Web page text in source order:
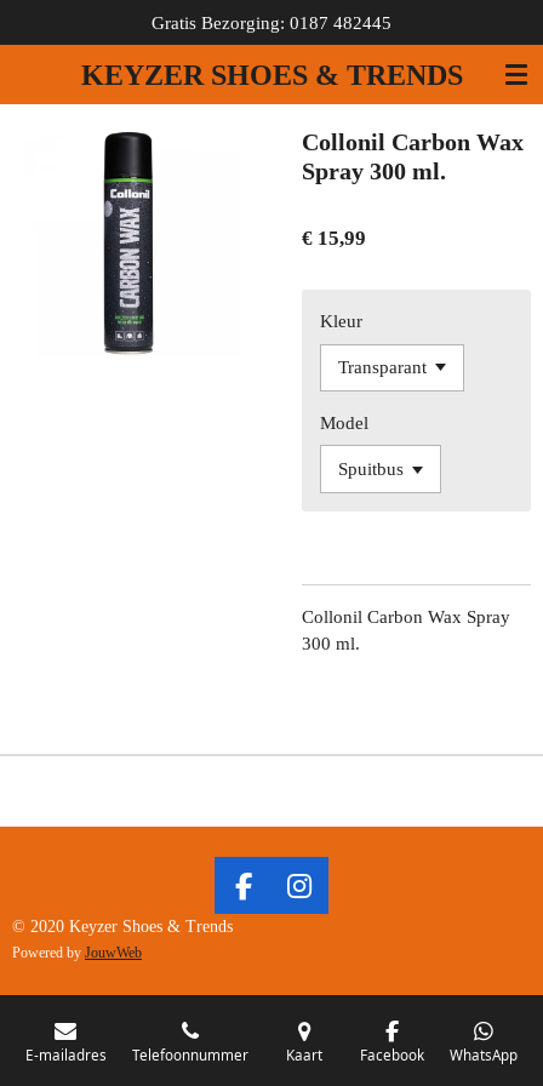
direct
de
hoofdinhoud
KEYZER SHOES & TRENDS
Gratis Bezorging: 0187 482445
Collonil Carbon Wax
Spray 300 ml.
€ 15,99
Kleur
Model
Collonil Carbon Wax Spray
300 ml.
F
B
O
I
A
G
R
© 2020 Keyzer Shoes & Trends
Powered by JouwWeb
E-mailadres Telefoonnummer Kaart Facebook WhatsApp